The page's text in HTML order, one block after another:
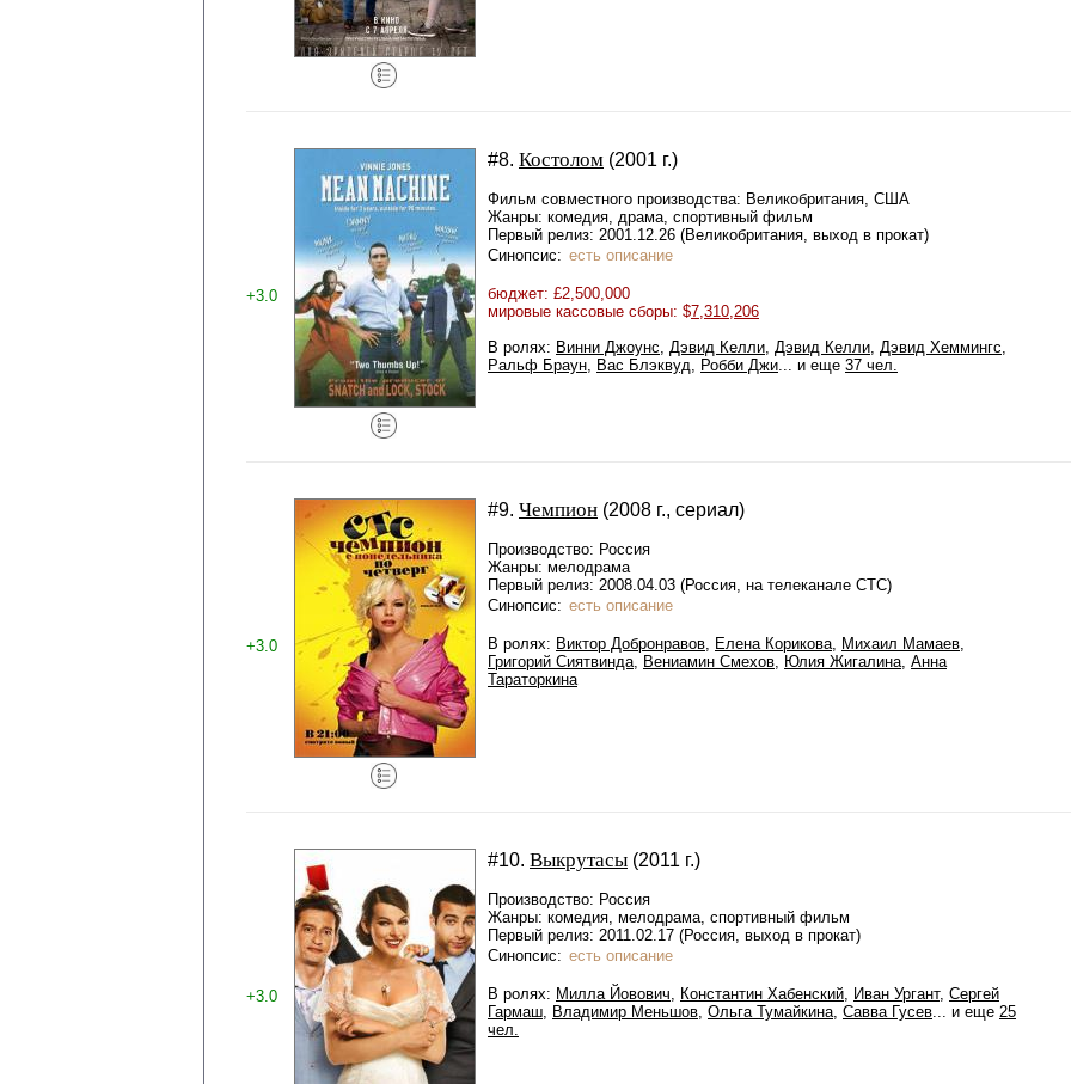
+3.0
#8. Костолом (2001 г.)
Фильм совместного производства: Великобритания, США
Жанры: комедия, драма, спортивный фильм
Первый релиз: 2001.12.26 (Великобритания, выход в прокат)
Синопсис: есть описание
бюджет: £2,500,000
мировые кассовые сборы: $7,310,206
В ролях: Винни Джоунс, Дэвид Келли, Дэвид Келли, Дэвид Хеммингс,
Ральф Браун, Вас Блэквуд, Робби Джи... и еще 37 чел.
+3.0
#9. Чемпион (2008 г., сериал)
Производство: Россия
Жанры: мелодрама
Первый релиз: 2008.04.03 (Россия, на телеканале СТС)
Синопсис: есть описание
В ролях: Виктор Добронравов, Елена Корикова, Михаил Мамаев,
Григорий Сиятвинда, Вениамин Смехов, Юлия Жигалина, Анна
Тараторкина
+3.0
#10. Выкрутасы (2011 г.)
Производство: Россия
Жанры: комедия, мелодрама, спортивный фильм
Первый релиз: 2011.02.17 (Россия, выход в прокат)
Синопсис: есть описание
В ролях: Милла Йовович, Константин Хабенский, Иван Ургант, Сергей
Гармаш, Владимир Меньшов, Ольга Тумайкина, Савва Гусев... и еще 25
чел.